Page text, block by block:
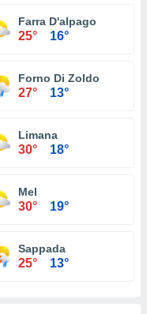
Farra D'alpago
25° 16°
Forno Di Zoldo
27° 13°
Limana
30° 18°
Mel
30° 19°
Sappada
25° 13°